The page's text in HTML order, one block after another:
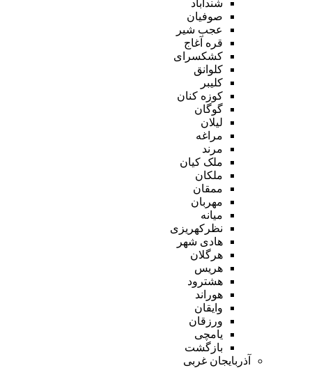
شندآباد
صوفیان
عجب شیر
قره آغاج
کشکسرای
کلوانق
کلیبر
کوزه کنان
گوگان
لیلان
مراغه
مرند
ملک کیان
ملکان
ممقان
مهربان
میانه
نظرکهریزی
هادی شهر
هرگلان
هریس
هشترود
هوراند
وایقان
ورزقان
یامچی
بازگشت
آذربایجان غربی